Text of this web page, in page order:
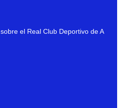
sobre el Real Club Deportivo de A